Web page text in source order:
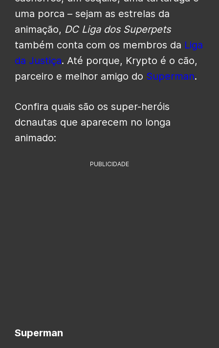
uma porca – sejam as estrelas da
animação, DC Liga dos Superpets
também conta com os membros da Liga
da Justiça. Até porque, Krypto é o cão,
parceiro e melhor amigo do Superman.
Confira quais são os super-heróis
dcnautas que aparecem no longa
animado:
PUBLICIDADE
Superman